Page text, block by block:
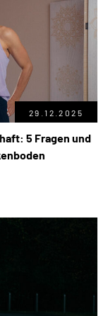
29.12.2025
5 Fragen und